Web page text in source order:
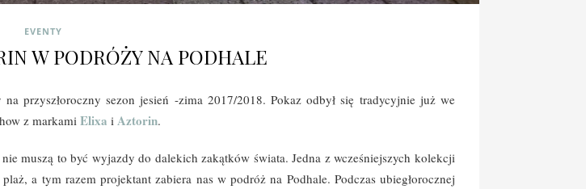
EVENTY
W PODRÓŻY NA PODHALE
przyszłoroczny sezon jesień -zima 2017/2018. Pokaz odbył się tradycyjnie już we
z markami Elixa i Aztorin.
muszą to być wyjazdy do dalekich zakątków świata. Jedna z wcześniejszych kolekcji
a tym razem projektant zabiera nas w podróż na Podhale. Podczas ubiegłorocznej